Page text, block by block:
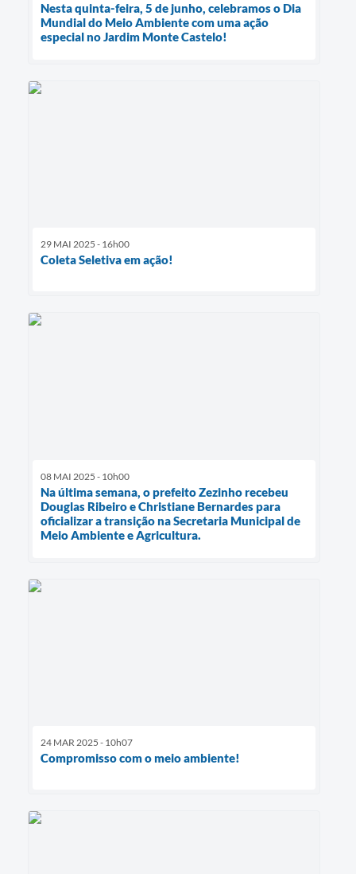
Nesta quinta-feira, 5 de junho, celebramos o Dia
Mundial do Meio Ambiente com uma ação
especial no Jardim Monte Castelo!
29 MAI 2025 - 16h00
Coleta Seletiva em ação!
08 MAI 2025 - 10h00
Na última semana, o prefeito Zezinho recebeu
Douglas Ribeiro e Christiane Bernardes para
oficializar a transição na Secretaria Municipal de
Meio Ambiente e Agricultura.
24 MAR 2025 - 10h07
Compromisso com o meio ambiente!